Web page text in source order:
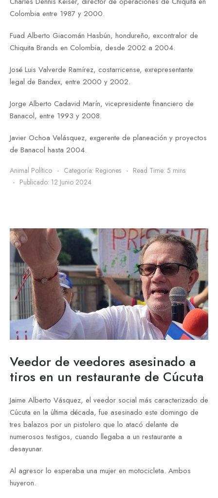
Colombia entre 1987 y 2000.
Fuad Alberto Giacomán Hasbún, hondureño, excontralor de
Chiquita Brands en Colombia, desde 2002 a 2004.
José Luis Valverde Ramírez, costarricense, exrepresentante
legal de Bandex, entre 2000 y 2002.
Jorge Alberto Cadavid Marín, vicepresidente financiero de
Banacol, entre 1993 y 2008.
Javier Ochoa Velásquez, exgerente de planeación y proyectos
de Banacol hasta 2004.
Animal Político Categoría: Regiones
Read Time: 5 mins
Publicado: 12 Junio 2024
Veedor de veedores asesinado a
tiros en un restaurante de Cúcuta
Jaime Alberto Vásquez, el veedor social más caracterizado de
Cúcuta en la última década, fue asesinado este domingo de
tres balazos por un pistolero que lo atacó delante de
numerosos testigos, cuando llegaba a un restaurante a
desayunar.
Al agresor lo esperaba una mujer en motocicleta. Ambos
huyeron.